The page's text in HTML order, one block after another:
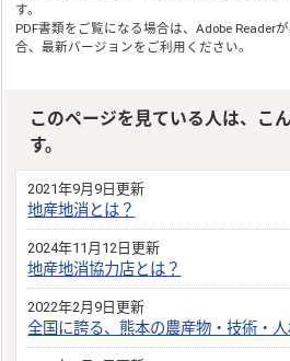
す。
PDF書類をご覧になる場合は、Adobe Reader
合、最新バージョンをご利用ください。
このページを見ている人は、こ
す。
2021年9月9日更新
地産地消とは？
2024年11月12日更新
地産地消協力店とは？
2022年2月9日更新
全国に誇る、熊本の農産物・技術・